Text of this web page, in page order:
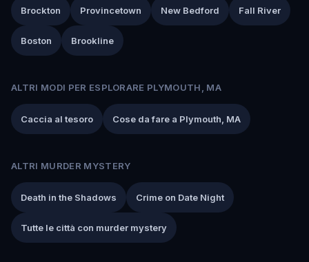
Brockton Provincetown New Bedford Fall River
Boston Brookline
ALTRI MODI PER ESPLORARE PLYMOUTH, MA
Caccia al tesoro Cose da fare a Plymouth, MA
ALTRI MURDER MYSTERY
Death in the Shadows Crime on Date Night
Tutte le città con murder mystery